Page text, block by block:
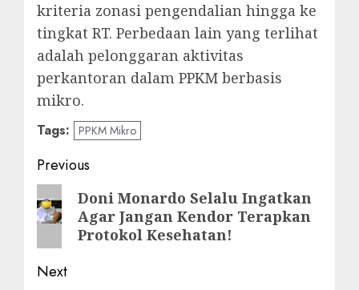
kriteria zonasi pengendalian hingga ke
tingkat RT. Perbedaan lain yang terlihat
adalah pelonggaran aktivitas
perkantoran dalam PPKM berbasis
mikro.
Tags: PPKM Mikro
Post
navigation
Previous
Previous
post:
Doni Monardo Selalu Ingatkan
Agar Jangan Kendor Terapkan
Protokol Kesehatan!
Next